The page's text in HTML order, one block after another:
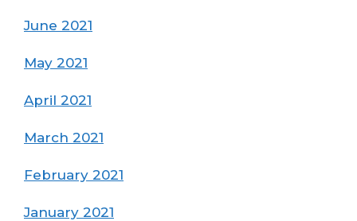
June 2021
May 2021
April 2021
March 2021
February 2021
January 2021